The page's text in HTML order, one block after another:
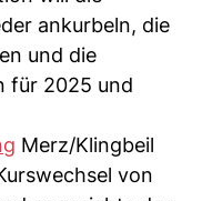
ankurbeln, die
und die
für 2025 und
Merz/Klingbeil
von